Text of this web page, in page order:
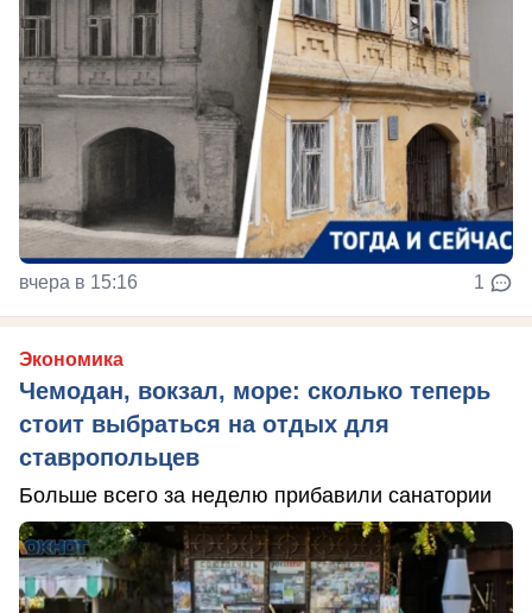
вчера в 15:16 1
Экономика
Чемодан, вокзал, море: сколько теперь
стоит выбраться на отдых для
ставропольцев
Больше всего за неделю прибавили санатории